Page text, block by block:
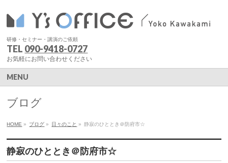
研修・セミナー・講演のご依頼
TEL 090-9418-0727
お気軽にお問い合わせください
MENU
ブログ
HOME » ブログ » 日々のこと » 静寂のひととき＠防府市☆
静寂のひととき＠防府市☆